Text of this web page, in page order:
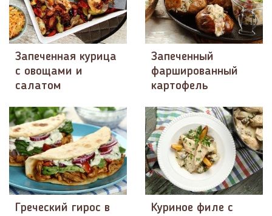
Запеченная курица
с овощами и
салатом
Запеченный
фаршированный
картофель
Греческий гирос в
Куриное филе с